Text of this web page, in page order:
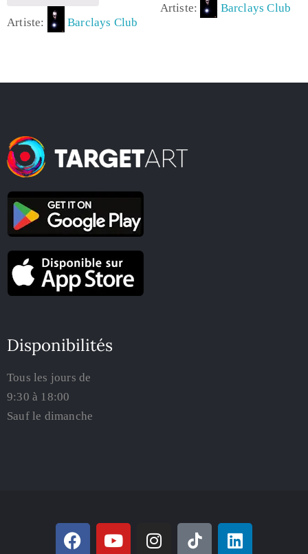
Artiste: Barclays Club
Artiste: Barclays Club
Disponibilités
Tous les jours de
9:30 à 18:00
Sauf le dimanche